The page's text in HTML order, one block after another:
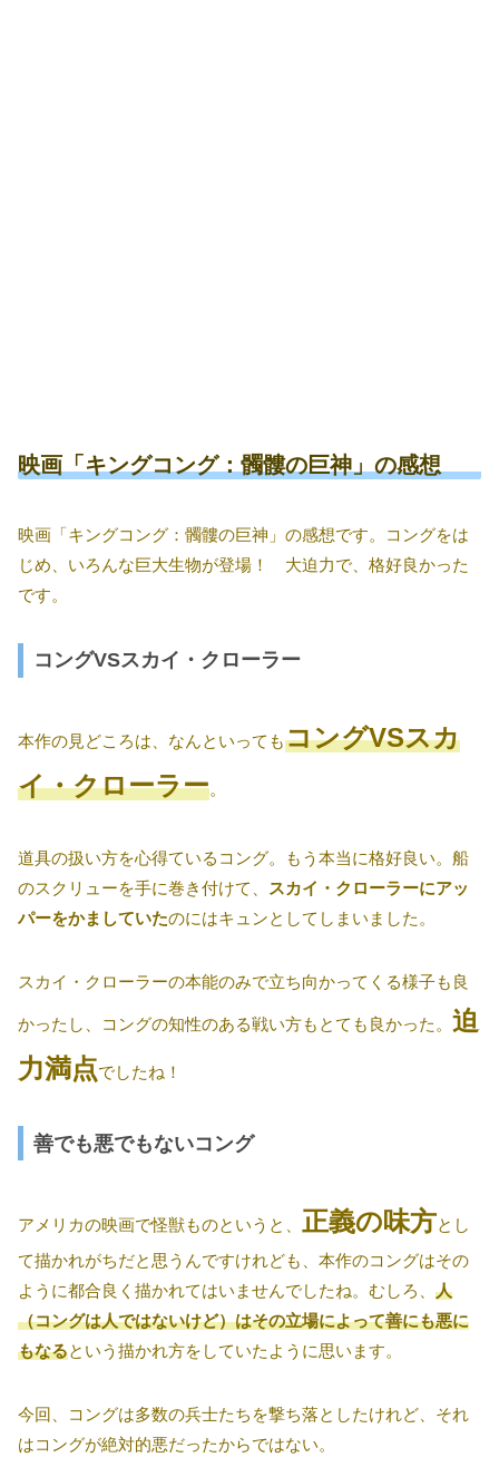
映画「キングコング：髑髏の巨神」の感想
映画「キングコング：髑髏の巨神」の感想です。コングをは
じめ、いろんな巨大生物が登場！ 大迫力で、格好良かった
です。
コングVSスカイ・クローラー
本作の見どころは、なんといってもコングVSスカ
イ・クローラー。
道具の扱い方を心得ているコング。もう本当に格好良い。船
のスクリューを手に巻き付けて、
スカイ・クローラーにアッ
パーをかましていたのにはキュンとしてしまいました。
スカイ・クローラーの本能のみで立ち向かってくる様子も良
かったし、コングの知性のある戦い方もとても良かった。 迫
力満点でしたね！
善でも悪でもないコング
アメリカの映画で怪獣ものというと、 正義の味方とし
て描かれがちだと思うんですけれども、本作のコングはその
ように都合良く描かれてはいませんでしたね。むしろ、 人
（コングは人ではないけど）はその立場によって善にも悪に
もなるという描かれ方をしていたように思います。
今回、コングは多数の兵士たちを撃ち落としたけれど、それ
はコングが絶対的悪だったからではない。